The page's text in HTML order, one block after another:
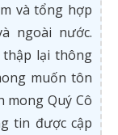
và tổng hợp
ngoài nước.
lại thông
muốn tôn
mong Quý Cô
tin được cập